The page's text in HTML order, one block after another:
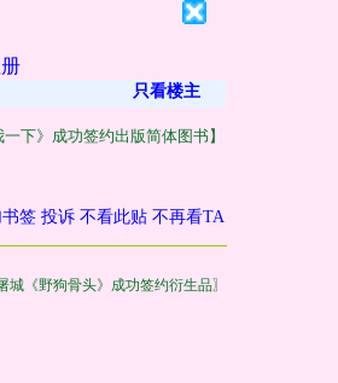
只看楼主
一下》成功签约出版简体图书】
书签 投诉 不看此贴 不再看TA
城《野狗骨头》成功签约衍生品〗